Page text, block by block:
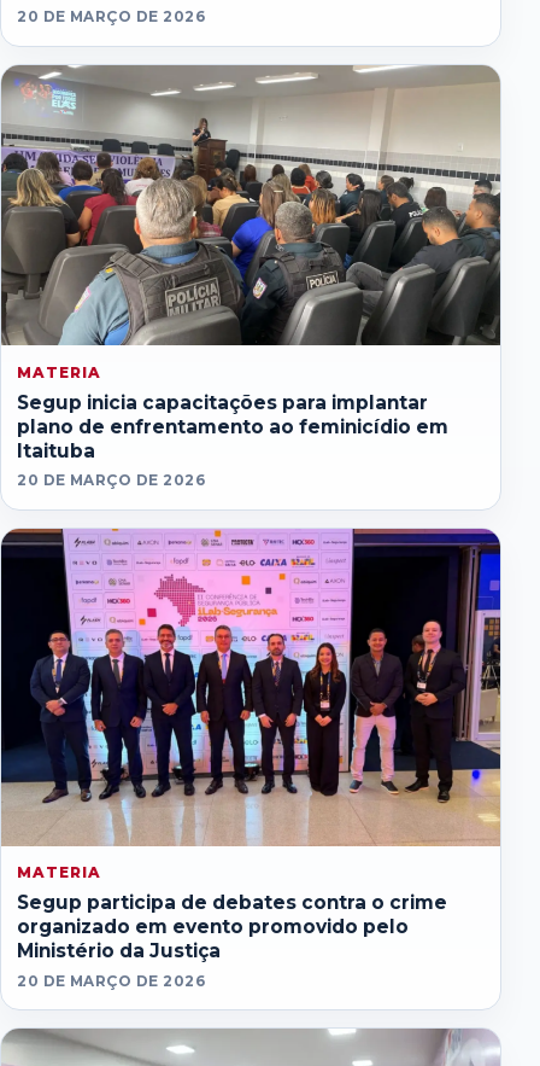
20 DE MARÇO DE 2026
MATERIA
Segup inicia capacitações para implantar
plano de enfrentamento ao feminicídio em
Itaituba
20 DE MARÇO DE 2026
MATERIA
Segup participa de debates contra o crime
organizado em evento promovido pelo
Ministério da Justiça
20 DE MARÇO DE 2026